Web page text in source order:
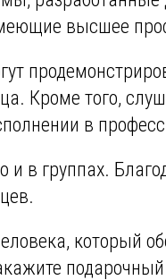
высшее
Кроме того,
в
и в группах.
который